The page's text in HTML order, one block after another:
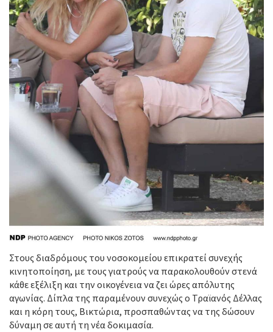
Στους διαδρόμους του νοσοκομείου επικρατεί συνεχής
κινητοποίηση, με τους γιατρούς να παρακολουθούν στενά
κάθε εξέλιξη και την οικογένεια να ζει ώρες απόλυτης
αγωνίας. Δίπλα της παραμένουν συνεχώς ο Τραϊανός Δέλλας
και η κόρη τους, Βικτώρια, προσπαθώντας να της δώσουν
δύναμη σε αυτή τη νέα δοκιμασία.